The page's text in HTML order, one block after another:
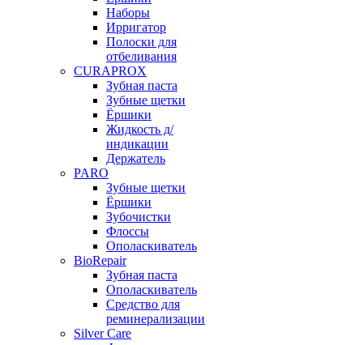
Наборы
Ирригатор
Полоски для
отбеливания
CURAPROX
Зубная паста
Зубные щетки
Ёршики
Жидкость д/
индикации
Держатель
PARO
Зубные щетки
Ёршики
Зубочистки
Флоссы
Ополаскиватель
BioRepair
Зубная паста
Ополаскиватель
Средство для
реминерализации
Silver Care